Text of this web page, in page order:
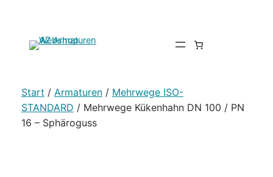
Start / Armaturen/ Mehrwege ISO-
STANDARD / Mehrwege Kükenhahn DN 100 / PN
16 – Sphäroguss